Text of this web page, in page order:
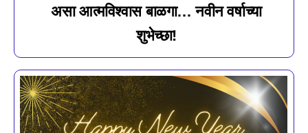
असा आत्मविश्वास बाळगा… नवीन वर्षाच्या
शुभेच्छा!